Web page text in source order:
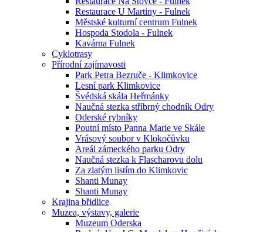
Restaurace U Martiny - Fulnek
Městské kulturní centrum Fulnek
Hospoda Stodola - Fulnek
Kavárna Fulnek
Cyklotrasy
Přírodní zajímavosti
Park Petra Bezruče - Klimkovice
Lesní park Klimkovice
Švédská skála Heřmánky
Naučná stezka stříbrný chodník Odry
Oderské rybníky
Poutní místo Panna Marie ve Skále
Vrásový soubor v Klokočůvku
Areál zámeckého parku Odry
Naučná stezka k Flascharovu dolu
Za zlatým listím do Klimkovic
Shanti Munay
Shanti Munay
Krajina břidlice
Muzea, výstavy, galerie
Muzeum Oderska